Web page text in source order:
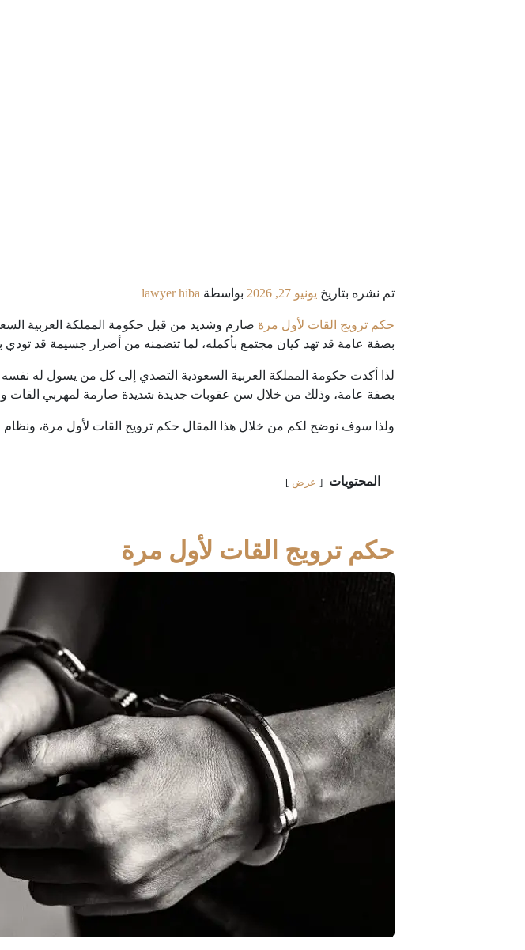
تم نشره بتاريخ يونيو 27, 2026 بواسطة lawyer hiba
حكم ترويج القات لأول مرة صارم وشديد من قبل حكومة المملكة العربية
بصفة عامة قد تهد كيان مجتمع بأكمله، لما تتضمنه من أضرار جسيمة قد تودي
لذا أكدت حكومة المملكة العربية السعودية التصدي إلى كل من يسول له نفسه
بصفة عامة، وذلك من خلال سن عقوبات جديدة شديدة صارمة لمهربي القات
ولذا سوف نوضح لكم من خلال هذا المقال حكم ترويج القات لأول مرة، ونظام
المحتويات عرض
حكم ترويج القات لأول مرة